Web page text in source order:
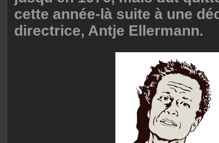
cette année-là suite à une
directrice, Antje Ellermann.